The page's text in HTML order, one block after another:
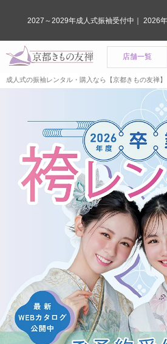
店舗一覧
成人式の振袖レンタル・購入なら【京都きもの友禅】
2027～2029年成人式振袖受付中｜ 2026